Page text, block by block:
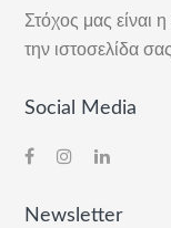
Στόχος μας είναι
την ιστοσελίδα
Social Media
Newsletter